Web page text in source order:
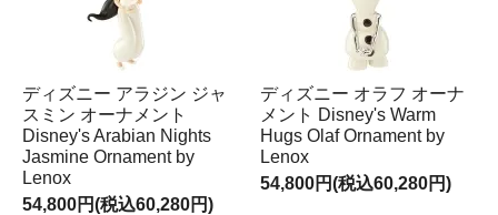
ディズニー アラジン ジャ
スミン オーナメント
Disney's Arabian Nights
Jasmine Ornament by
Lenox
54,800円(税込60,280円)
ディズニー オラフ オーナ
メント Disney's Warm
Hugs Olaf Ornament by
Lenox
54,800円(税込60,280円)